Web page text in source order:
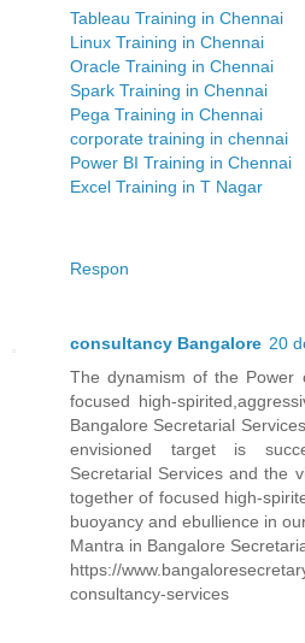
Tableau Training in Chennai
Linux Training in Chennai
Oracle Training in Chennai
Spark Training in Chennai
Pega Training in Chennai
corporate training in chennai
Power BI Training in Chennai
Excel Training in T Nagar
Respon
consultancy Bangalore 20
The dynamism of the Power
focused high-
Bangalore Secretarial
envisioned target is
Secretarial Services and the
together of focused high-
buoyancy and ebullience in
Mantra in Bangalore
https://
consultancy-services